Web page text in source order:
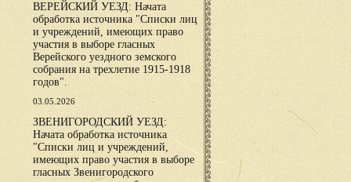
ВЕРЕЙСКИЙ УЕЗД: Начата
обработка источника "Списки лиц
и учреждений, имеющих право
участия в выборе гласных
Верейского уездного земского
собрания на трехлетие 1915-1918
годов".
03.05.2026
ЗВЕНИГОРОДСКИЙ УЕЗД:
Начата обработка источника
"Списки лиц и учреждений,
имеющих право участия в выборе
гласных Звенигородского